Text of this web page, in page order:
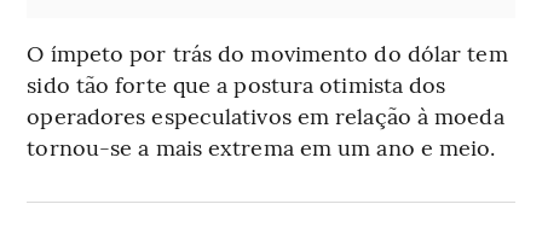
O ímpeto por trás do movimento do dólar tem
sido tão forte que a postura otimista dos
operadores especulativos em relação à moeda
tornou-se a mais extrema em um ano e meio.